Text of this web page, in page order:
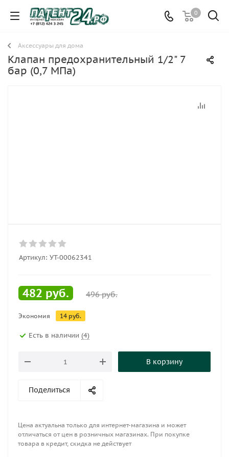
0
Аксессуары для дома
Клапан предохранительный 1/2" 7
бар (0,7 МПа)
Артикул: УТ-00062341
482 руб. 496руб.
Экономия 14 руб.
Есть в наличии (4)
В корзину
Поделиться
Цена актуальна только для интернет-магазина и может
отличаться от цен в розничных магазинах. При покупке
товара в кредит, скидка не действует